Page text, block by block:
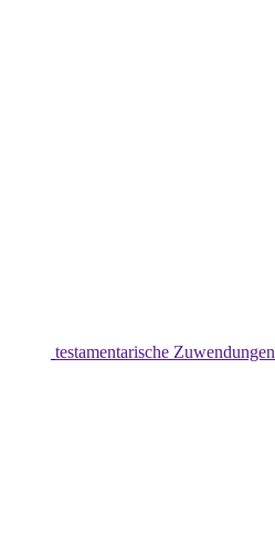
testamentarische Zuwendungen